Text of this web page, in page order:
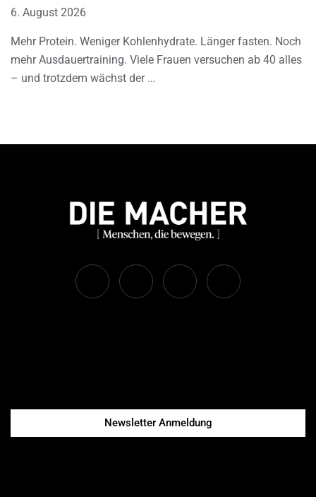
6. August 2026
Mehr Protein. Weniger Kohlenhydrate. Länger fasten. Noch
mehr Ausdauertraining. Viele Frauen versuchen ab 40 alles
– und trotzdem wächst der
Newsletter Anmeldung